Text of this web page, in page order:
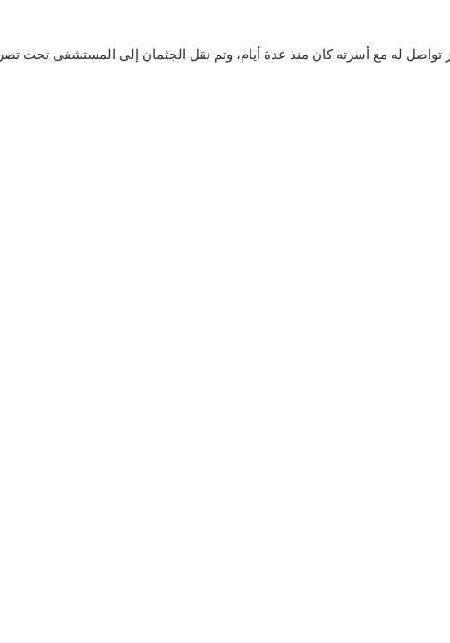
له مع أسرته كان منذ عدة أيام، وتم نقل الجثمان إلى المستشفى تحت تصرف